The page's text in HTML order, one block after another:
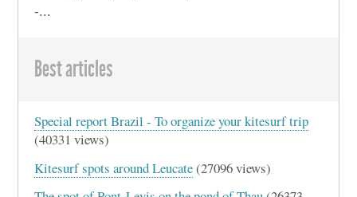
-...
Best articles
Special report Brazil - To organize your kitesurf trip
(40331 views)
Kitesurf spots around Leucate(27096 views)